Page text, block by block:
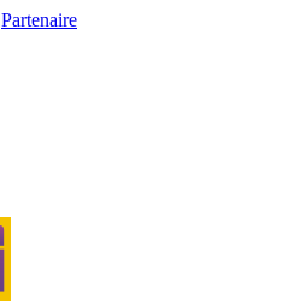
Partenaire